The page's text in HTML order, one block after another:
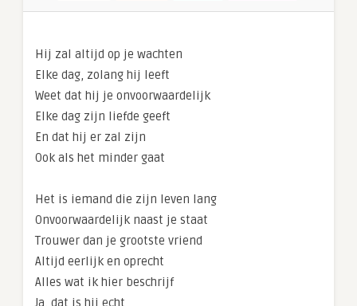
Hij zal altijd op je wachten
Elke dag, zolang hij leeft
Weet dat hij je onvoorwaardelijk
Elke dag zijn liefde geeft
En dat hij er zal zijn
Ook als het minder gaat
Het is iemand die zijn leven lang
Onvoorwaardelijk naast je staat
Trouwer dan je grootste vriend
Altijd eerlijk en oprecht
Alles wat ik hier beschrijf
Ja, dat is hij echt